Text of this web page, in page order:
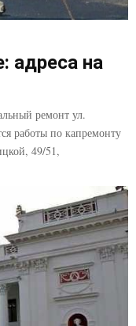
адреса на
ремонт ул.
работы по капремонту
49/51,